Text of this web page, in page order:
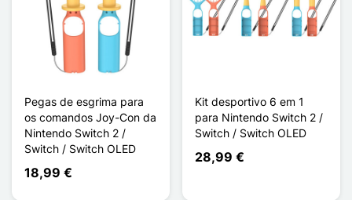
Pegas de esgrima para
os comandos Joy-Con da
Nintendo Switch 2 /
Switch / Switch OLED
18,99 €
Kit desportivo 6 em 1
para Nintendo Switch 2 /
Switch / Switch OLED
28,99 €